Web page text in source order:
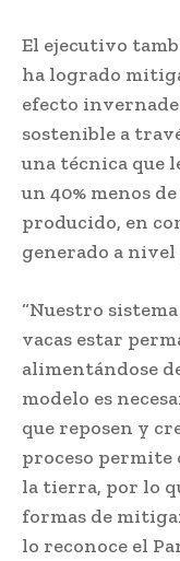
El ejecutivo
ha logrado
efecto
sostenible a
una técnica que
un 40% menos
producido, en
generado a nivel
“Nuestro
vacas estar
alimentándose
modelo es
que reposen y
proceso permite
la tierra, por lo
formas de
lo reconoce el